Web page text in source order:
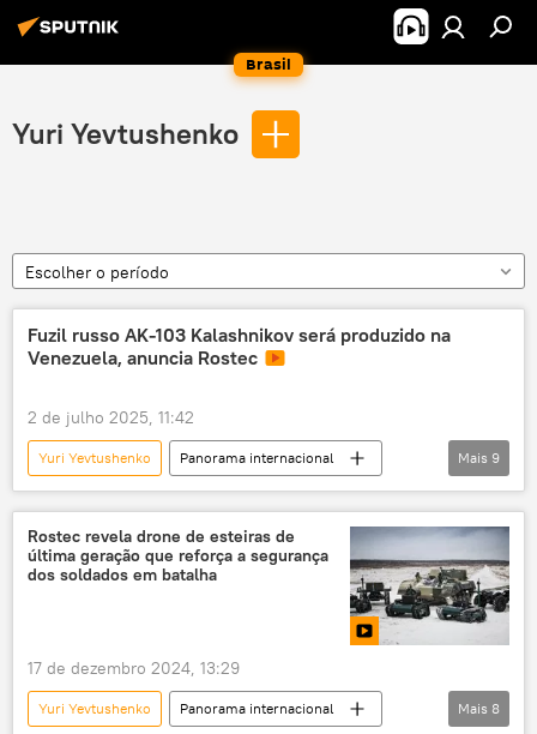
Brasil
Yuri Yevtushenko
Escolher o período
Fuzil russo AK-103 Kalashnikov será produzido na
Venezuela, anuncia Rostec
2 de julho 2025, 11:42
Yuri Yevtushenko
Panorama internacional
Américas
Rússia
Defesa
Venezuela
Rostec
Kalashnikov
AK-103
fuzis armamento
Mais 9
Rostec revela drone de esteiras de
última geração que reforça a segurança
dos soldados em batalha
17 de dezembro 2024, 13:29
Yuri Yevtushenko
Panorama internacional
Mais 8